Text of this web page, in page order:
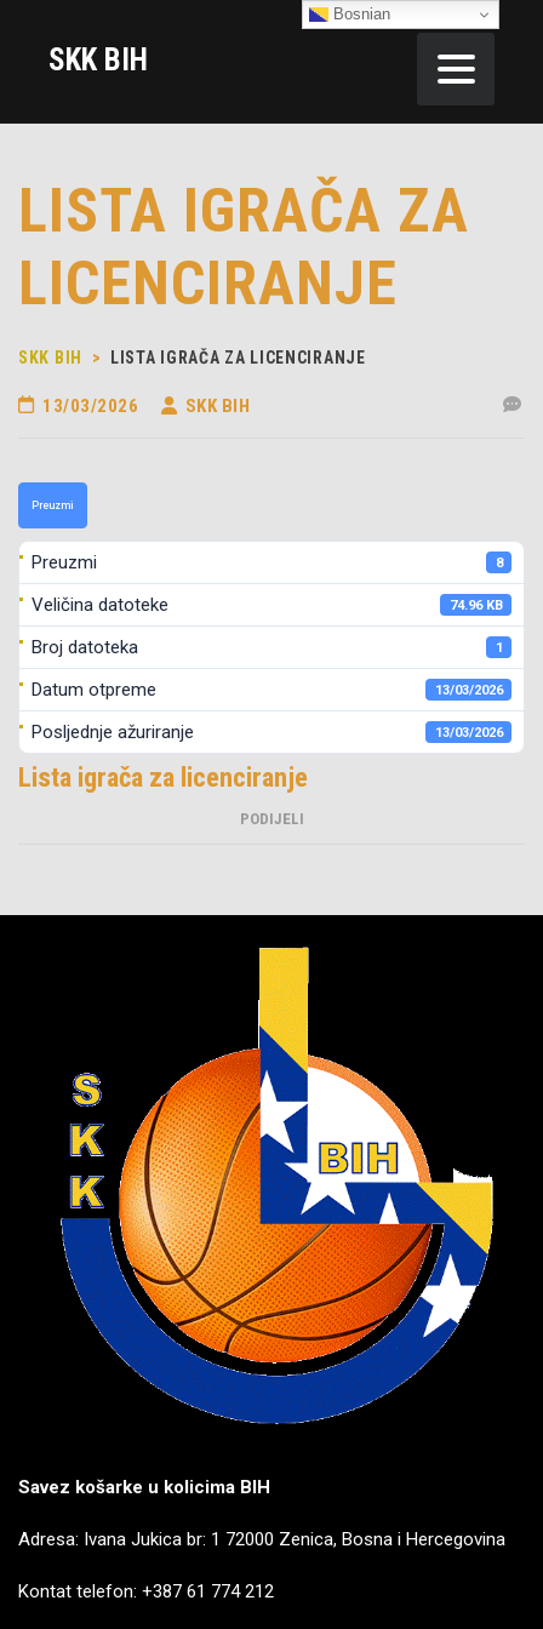
SKK BIH
LISTA IGRAČA ZA
LICENCIRANJE
SKK BIH > LISTA IGRAČA ZA LICENCIRANJE
13/03/2026 SKK BIH
Preuzmi
Preuzmi 8
Veličina datoteke 74.96 KB
Broj datoteka 1
Datum otpreme 13/03/2026
Posljednje ažuriranje 13/03/2026
Lista igrača za licenciranje
PODIJELI
Savez košarke u kolicima BIH
Adresa: Ivana Jukica br: 1 72000 Zenica, Bosna i Hercegovina
Kontat telefon: +387 61 774 212
Bosnian